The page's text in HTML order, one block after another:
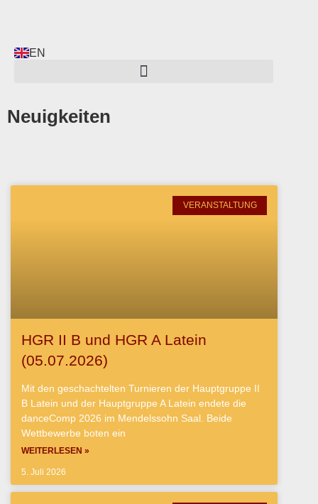
EN
Neuigkeiten
VERANSTALTUNG
HGR II B und HGR A Latein
(05.07.2026)
Mit den geschachtelten Turnieren der Hauptgruppe II
B Latein und der Hauptgruppe A Latein endete die
danceComp 2026 im Mendelssohn Saal. Beide
Wettbewerbe boten ein
WEITERLESEN »
5. Juli 2026